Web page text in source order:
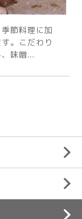
節料理に加
。こだわり
味噌...